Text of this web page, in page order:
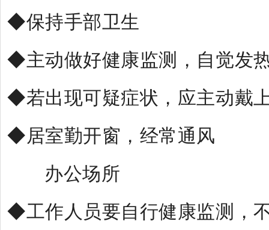
◆保持手部卫生
◆主动做好健康监测，自觉发
◆若出现可疑症状，应主动戴
◆居室勤开窗，经常通风
办公场所
◆工作人员要自行健康监测，